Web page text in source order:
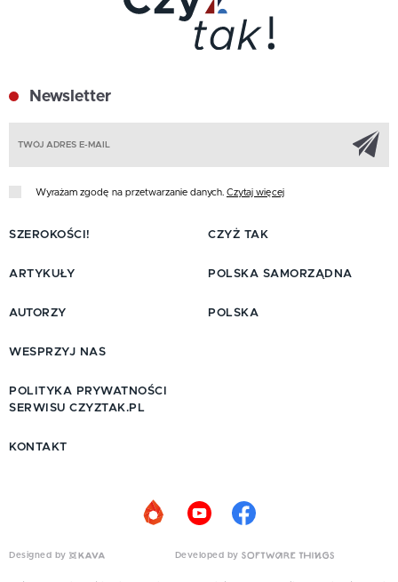
Newsletter
Wyrażam zgodę na przetwarzanie danych. Czytaj więcej
SZEROKOŚCI!
ARTYKUŁY
AUTORZY
CZYŻ TAK
POLSKA SAMORZĄDNA
POLSKA
WESPRZYJ NAS
POLITYKA PRYWATNOŚCI
SERWISU CZYZTAK.PL
KONTAKT
Designed by Developed by